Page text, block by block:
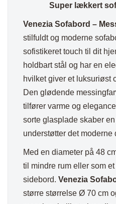
Super lækkert
Venezia Sofabord –
stilfuldt og moderne
sofistikeret touch til dit
holdbart stål og har en
hvilket giver et luksuriøst
Den glødende
tilfører varme og
sorte glasplade skaber
understøtter det moderne
Med en diameter på 48
til mindre rum eller som
sidebord. Venezia
større størrelse Ø 70 cm